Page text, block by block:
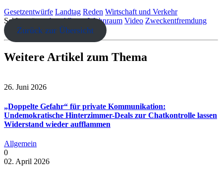
Gesetzentwürfe Landtag Reden Wirtschaft und Verkehr
Schlagwörter: bezahlbarer Wohnraum Video Zweckentfremdung
Zurück zur Übersicht
Weitere Artikel zum Thema
26. Juni 2026
„Doppelte Gefahr“ für private Kommunikation:
Undemokratische Hinterzimmer-Deals zur Chatkontrolle lassen
Widerstand wieder aufflammen
Allgemein
0
02. April 2026